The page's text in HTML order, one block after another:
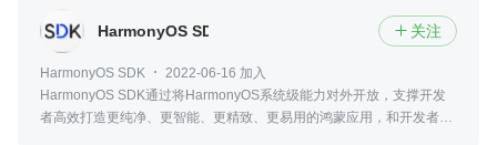
HarmonyOS SDK  关注
HarmonyOS SDK
2022-06-16 加入
HarmonyOS SDK通过将HarmonyOS系统级能力对外开放，支撑开发
者高效打造更纯净、更智能、更精致、更易用的鸿蒙应用，和开发者共